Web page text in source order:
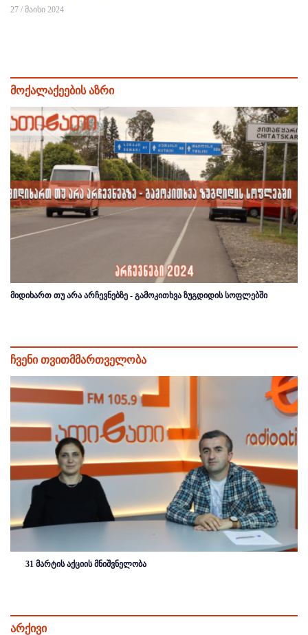
27 / მაისი 2024
მოქალაქეების აზრი
მიდიხართ თუ არა არჩევნებზე - გამოკითხვა ზუგდიდის სოფლებში
ჩვენი თვითმმართველობა
31 მარტის აქციის მნიშვნელობა
არქივი